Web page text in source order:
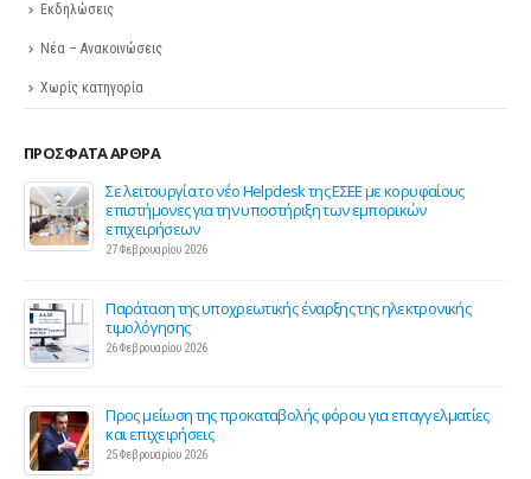
Εκδηλώσεις
Νέα – Ανακοινώσεις
Χωρίς κατηγορία
ΠΡΌΣΦΑΤΑ ΆΡΘΡΑ
Σε λειτουργία το νέο Helpdesk της ΕΣΕΕ με κορυφαίους
επιστήμονες για την υποστήριξη των εμπορικών
επιχειρήσεων
27 Φεβρουαρίου 2026
Παράταση της υποχρεωτικής έναρξης της ηλεκτρονικής
τιμολόγησης
26 Φεβρουαρίου 2026
Προς μείωση της προκαταβολής φόρου για επαγγελματίες
και επιχειρήσεις
25 Φεβρουαρίου 2026